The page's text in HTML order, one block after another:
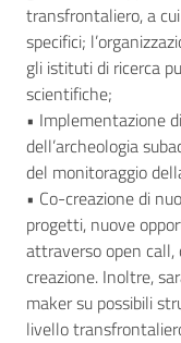
transfrontaliero, a
specifici;
gli istituti di ricerca
scientifiche;
• Implementazione
dell’archeologia
del monitoraggio
• Co-creazione di
progetti, nuove
attraverso open call,
creazione. Inoltre,
maker su possibili
livello